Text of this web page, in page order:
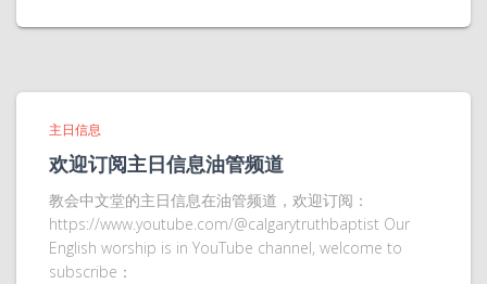
主日信息
欢迎订阅主日信息油管频道
教会中文堂的主日信息在油管频道，欢迎订阅：
https://www.youtube.com/@calgarytruthbaptist Our
English worship is in YouTube channel, welcome to
subscribe：